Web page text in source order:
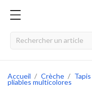
Accueil Crèche
pliables multicolores